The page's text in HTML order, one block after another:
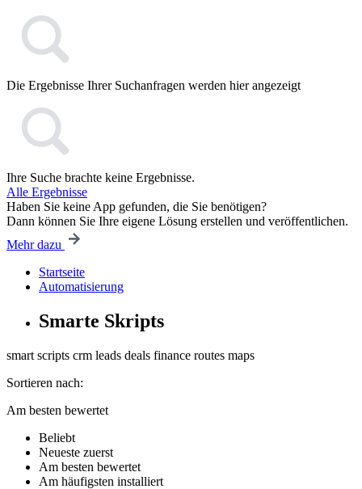
Die Ergebnisse Ihrer Suchanfragen werden hier angezeigt
Ihre Suche brachte keine Ergebnisse.
Alle Ergebnisse
Haben Sie keine App gefunden, die Sie benötigen?
Dann können Sie Ihre eigene Lösung erstellen und veröffentlichen.
Mehr dazu
Startseite
Automatisierung
Smarte Skripts
smart scripts crm leads deals finance routes maps
Sortieren nach:
Am besten bewertet
Beliebt
Neueste zuerst
Am besten bewertet
Am häufigsten installiert